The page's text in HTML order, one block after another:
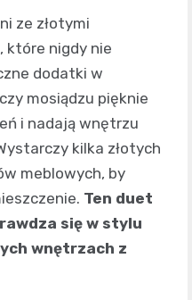
ze złotymi
które nigdy nie
dodatki w
mosiądzu pięknie
i nadają wnętrzu
kilka złotych
meblowych, by
Ten duet
się w stylu
wnętrzach z